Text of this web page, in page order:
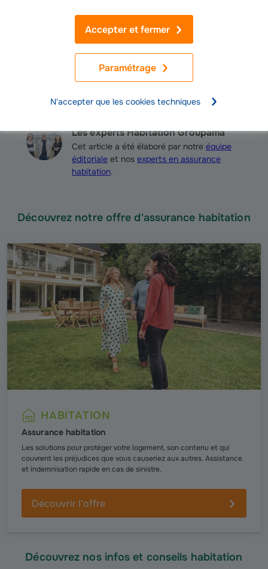
Paramétrage
Accepter et fermer
N'accepter que les cookies techniques
Les experts Habitation Groupama
Cet article a été élaboré par notre équipe
éditoriale et nos experts en assurance
habitation.
Découvrez notre offre d'assurance habitation
HABITATION
Assurance habitation
Les solutions pour protéger votre logement, son contenu et qui
couvrent les préjudices que vous causeriez aux autres. Assistance
et indemnisation rapide en cas de sinistre.
Découvrir l'offre
Découvrez nos infos et conseils habitation